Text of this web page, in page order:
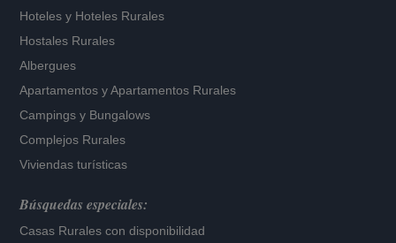
Hoteles y Hoteles Rurales
Hostales Rurales
Albergues
Apartamentos yApartamentos Rurales
Campings y Bungalows
Complejos Rurales
Viviendas turísticas
Búsquedas especiales:
Casas Rurales con disponibilidad